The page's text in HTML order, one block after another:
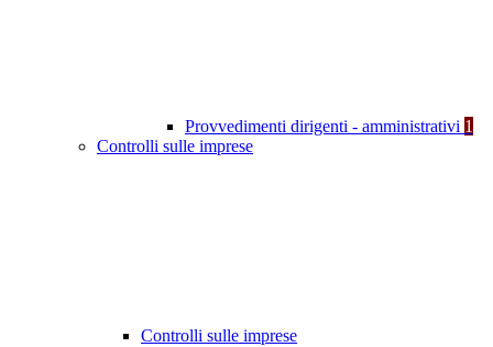
Provvedimenti dirigenti - amministrativi 1
Controlli sulle imprese
Controlli sulle imprese